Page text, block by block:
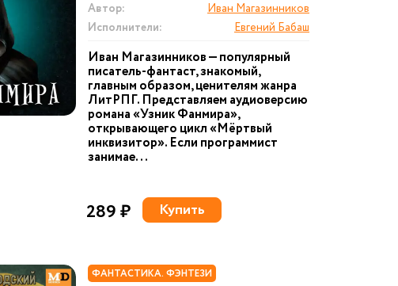
Автор:
Иван Магазинников
Исполнители:
Евгений Бабаш
Иван Магазинников — популярный
писатель-фантаст, знакомый,
главным образом, ценителям жанра
ЛитРПГ. Представляем аудиоверсию
романа «Узник Фанмира»,
открывающего цикл «Мёртвый
инквизитор». Если программист
занимае...
289 ₽ Купить
ФАНТАСТИКА. ФЭНТЕЗИ